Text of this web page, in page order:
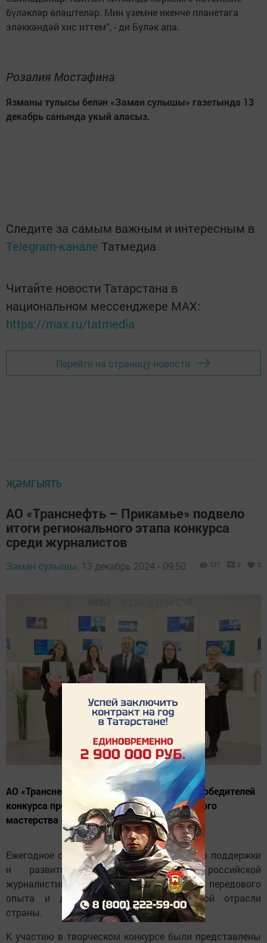
бүләкләр өләштеләр. Мин үземне икенче планетага
эләккәндәй хис иттем”, - ди Бүләк апа.
Розалия Мостафина
Язманы тулысы белән «Заман сулышы» газетында 13
декабрь санында укый аласыз.
Следите за самым важным и интересным в
Telegram-канале Татмедиа
Читайте новости Татарстана в
национальном мессенджере MАХ:
https://max.ru/tatmedia
Перейти на страницу новости
ҖӘМГЫЯТЬ
АО «Транснефть – Прикамье» подвело
итоги регионального этапа конкурса
среди журналистов
Заман сулышы, 13 декабрь 2024 - 09:50 337 0 0
АО «Транснефть – Прикамье» определило победителей
конкурса профессионального журналистского
мастерства «Время новых возможностей».
Ежегодное состязание проводится с целью поддержки
и развития открытого диалога российской
журналистики с компанией, продвижения передового
опыта и достижений нефтетранспортной отрасли
страны.
К участию в творческом конкурсе были представлены